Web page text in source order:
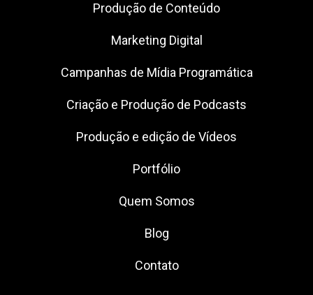
Produção de Conteúdo
Marketing Digital
Campanhas de Mídia Programática
Criação e Produção de Podcasts
Produção e edição de Vídeos
Portfólio
Quem Somos
Blog
Contato